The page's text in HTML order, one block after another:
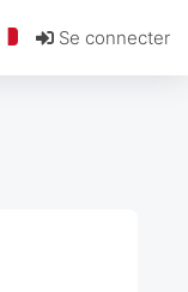
Se connecter